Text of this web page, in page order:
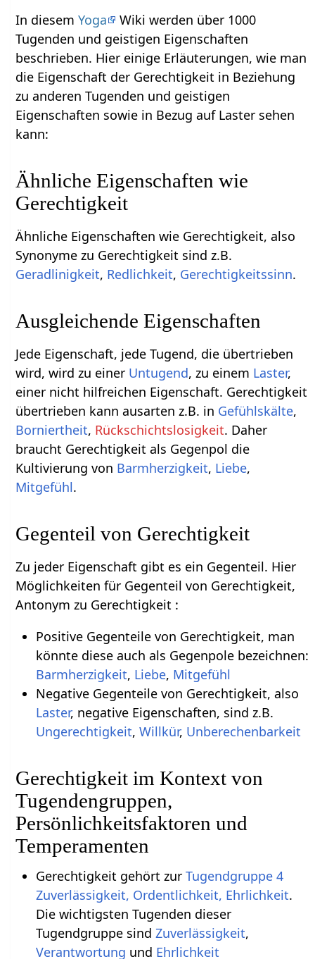
In diesemYoga
Wiki werden über 1000
Tugenden und geistigen Eigenschaften
beschrieben. Hier einige Erläuterungen, wie man
die Eigenschaft der Gerechtigkeit in Beziehung
zu anderen Tugenden und geistigen
Eigenschaften sowie in Bezug auf Laster sehen
kann:
Ähnliche Eigenschaften wie
Gerechtigkeit
Ähnliche Eigenschaften wie Gerechtigkeit, also
Synonyme zu Gerechtigkeit sind z.B.
Geradlinigkeit, Redlichkeit, Gerechtigkeitssinn.
Ausgleichende Eigenschaften
Jede Eigenschaft, jede Tugend, die übertrieben
wird, wird zu einer Untugend, zu einem Laster,
einer nicht hilfreichen Eigenschaft. Gerechtigkeit
übertrieben kann ausarten z.B. in Gefühlskälte,
Borniertheit, Rückschichtslosigkeit. Daher
braucht Gerechtigkeit als Gegenpol die
Kultivierung von Barmherzigkeit, Liebe,
Mitgefühl.
Gegenteil von Gerechtigkeit
Zu jeder Eigenschaft gibt es ein Gegenteil. Hier
Möglichkeiten für Gegenteil von Gerechtigkeit,
Antonym zu Gerechtigkeit :
Positive Gegenteile von Gerechtigkeit, man
könnte diese auch als Gegenpole bezeichnen:
Barmherzigkeit, Liebe, Mitgefühl
Negative Gegenteile von Gerechtigkeit, also
Laster, negative Eigenschaften, sind z.B.
Ungerechtigkeit, Willkür, Unberechenbarkeit
Gerechtigkeit im Kontext von
Tugendengruppen,
Persönlichkeitsfaktoren und
Temperamenten
Gerechtigkeit gehört zur Tugendgruppe 4
Zuverlässigkeit, Ordentlichkeit, Ehrlichkeit.
Die wichtigsten Tugenden dieser
Tugendgruppe sind Zuverlässigkeit,
Verantwortung und Ehrlichkeit